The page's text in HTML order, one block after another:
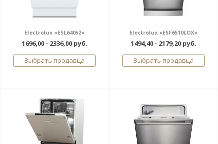
Electrolux «ESL64052»
1696,00 - 2336,00 руб.
Выбрать продавца
Electrolux «ESF6510LOX»
1494,40 - 2179,20 руб.
Выбрать продавца